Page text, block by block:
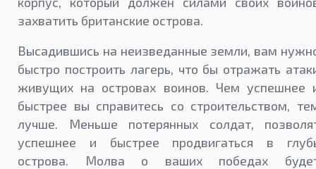
захватить британские острова.
Высадившись на неизведанные земли, вам
быстро построить лагерь, что бы отражать
живущих на островах воинов. Чем успешнее
быстрее вы справитесь со строительством,
лучше. Меньше потерянных солдат,
успешнее и быстрее продвигаться в
острова. Молва о ваших победах